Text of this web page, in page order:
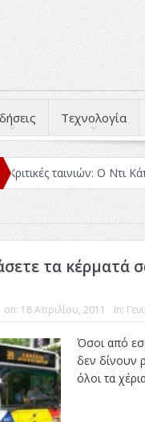
Τεχνολογία
ταινιών: Ο Ντι Κάπριο
τα κέρματά
on: 18 Απριλίου, 2011 In:
Όσοι από
δεν δίνουν
όλοι τα